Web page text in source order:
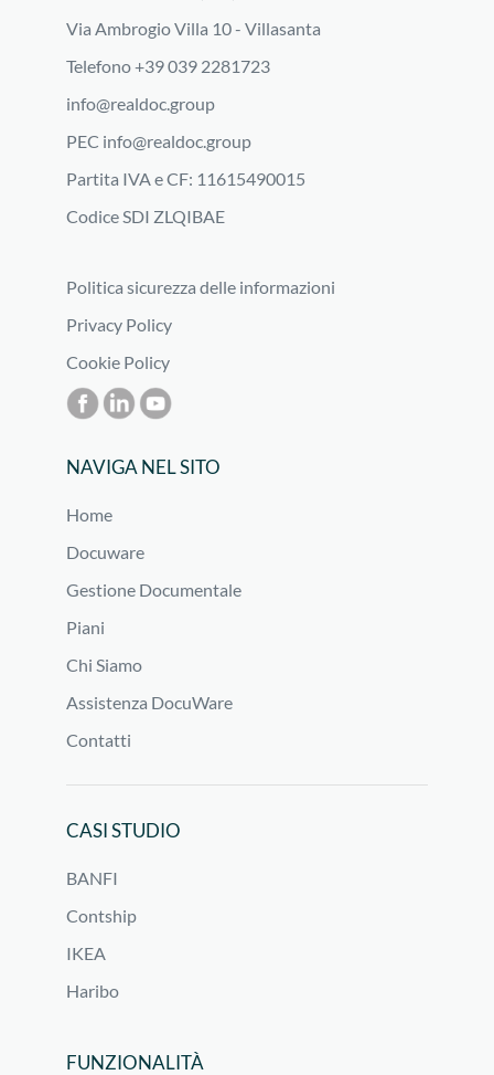
Via Ambrogio Villa 10 - Villasanta
Telefono +39 039 2281723
info@realdoc.group
PEC info@realdoc.group
Partita IVA e CF: 11615490015
Codice SDI ZLQIBAE
Politica sicurezza delle informazioni
Privacy Policy
Cookie Policy
NAVIGA NEL SITO
Home
Docuware
Gestione Documentale
Piani
Chi Siamo
Assistenza DocuWare
Contatti
CASI STUDIO
BANFI
Contship
IKEA
Haribo
FUNZIONALITÀ